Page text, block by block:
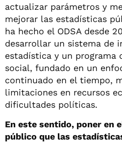
actualizar parámetros y
mejorar las estadísticas
ha hecho el ODSA desde
desarrollar un sistema de
estadística y un programa
social, fundado en un
continuado en el tiempo,
limitaciones en recursos
dificultades políticas.
En este sentido, poner en
público que las